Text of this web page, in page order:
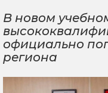
В новом
официально
региона